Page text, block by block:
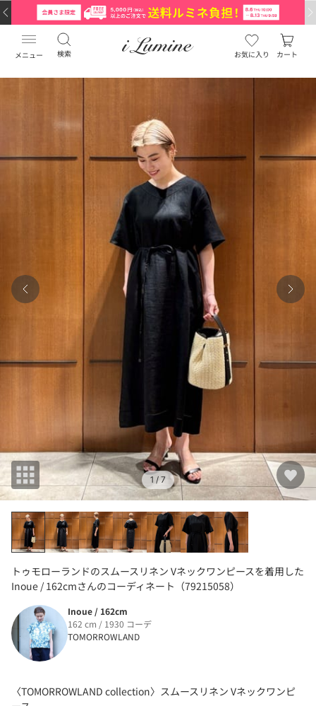
メニュー 検索 お気に入り カート
1 / 7
トゥモローランドのスムースリネン Vネックワンピースを着用した
Inoue / 162cmさんのコーディネート（79215058）
Inoue / 162cm
162 cm / 1930 コーデ
TOMORROWLAND
〈TOMORROWLAND collection〉スムースリネン Vネックワンピ